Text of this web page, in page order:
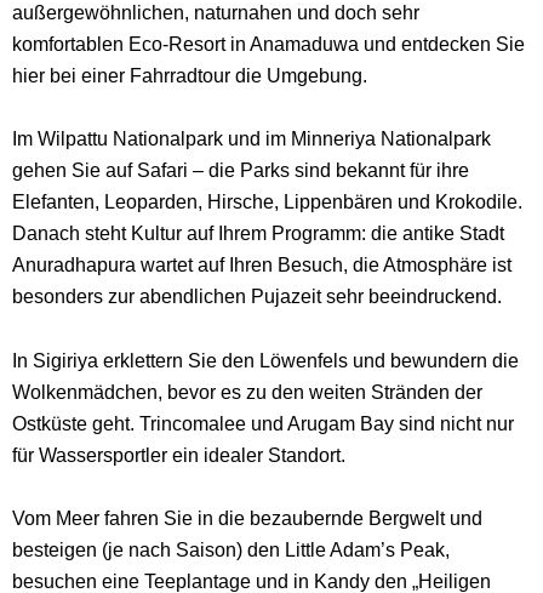
außergewöhnlichen, naturnahen und doch sehr
komfortablen Eco-Resort in Anamaduwa und entdecken Sie
hier bei einer Fahrradtour die Umgebung.
Im Wilpattu Nationalpark und im Minneriya Nationalpark
gehen Sie auf Safari – die Parks sind bekannt für ihre
Elefanten, Leoparden, Hirsche, Lippenbären und Krokodile.
Danach steht Kultur auf Ihrem Programm: die antike Stadt
Anuradhapura wartet auf Ihren Besuch, die Atmosphäre ist
besonders zur abendlichen Pujazeit sehr beeindruckend.
In Sigiriya erklettern Sie den Löwenfels und bewundern die
Wolkenmädchen, bevor es zu den weiten Stränden der
Ostküste geht. Trincomalee und Arugam Bay sind nicht nur
für Wassersportler ein idealer Standort.
Vom Meer fahren Sie in die bezaubernde Bergwelt und
besteigen (je nach Saison) den Little Adam’s Peak,
besuchen eine Teeplantage und in Kandy den „Heiligen